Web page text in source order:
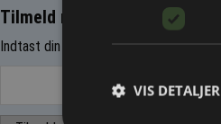
Tilmeld nyhedsbrev
Indtast din e-mail-adresse herunder.
VIS DETALJER